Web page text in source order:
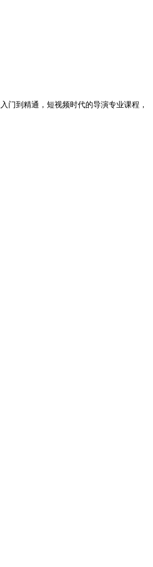
门到精通，短视频时代的导演专业课程，